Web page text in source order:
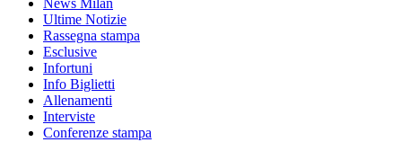
News Milan
Ultime Notizie
Rassegna stampa
Esclusive
Infortuni
Info Biglietti
Allenamenti
Interviste
Conferenze stampa